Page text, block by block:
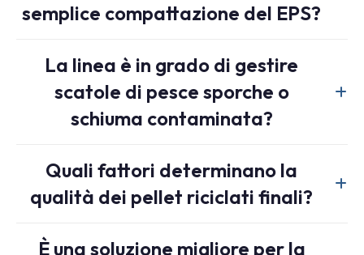
semplice compattazione del EPS?
anche i rifiuti di EPS in un materiale PS riciclato più
standardizzato, più facile da imballare, dosare, trasportare
e utilizzare nei processi a valle.
La linea è in grado di gestire
scatole di pesce sporche o
schiuma contaminata?
filtrazione e alla degassificazione, ma l'EPS fortemente
sporco trae comunque beneficio da selezione, pulizia o
qualità dei pellet.
Quali fattori determinano la
qualità dei pellet riciclati finali?
I fattori più importanti sono la pulizia del materiale di
È una soluzione migliore per la